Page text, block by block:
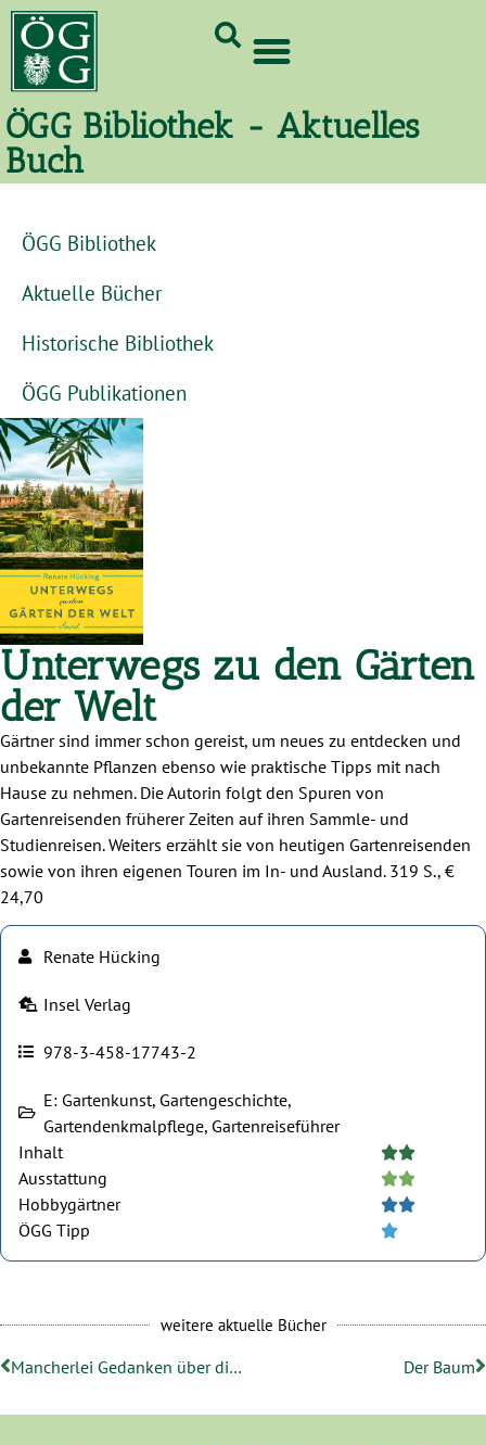
ÖGG Bibliothek - Aktuelles
Buch
ÖGG Bibliothek
Aktuelle Bücher
Historische Bibliothek
ÖGG Publikationen
Unterwegs zu den Gärten
der Welt
Gärtner sind immer schon gereist, um neues zu entdecken und
unbekannte Pflanzen ebenso wie praktische Tipps mit nach
Hause zu nehmen. Die Autorin folgt den Spuren von
Gartenreisenden früherer Zeiten auf ihren Sammle- und
Studienreisen. Weiters erzählt sie von heutigen Gartenreisenden
sowie von ihren eigenen Touren im In- und Ausland. 319 S., €
24,70
Renate Hücking
Insel Verlag
978-3-458-17743-2
E: Gartenkunst, Gartengeschichte,
Gartendenkmalpflege, Gartenreiseführer
Inhalt

Ausstattung 
Hobbygärtner 
ÖGG Tipp 
weitere aktuelle Bücher
Mancherlei Gedanken über die Art und Weise, Gärten anzulegen Der Baum